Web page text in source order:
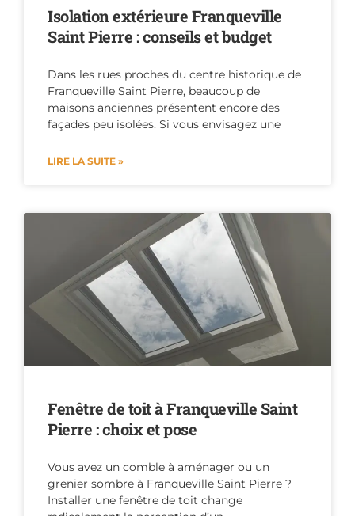
Isolation extérieure Franqueville
Saint Pierre : conseils et budget
Dans les rues proches du centre historique de
Franqueville Saint Pierre, beaucoup de
maisons anciennes présentent encore des
façades peu isolées. Si vous envisagez une
LIRE LA SUITE »
Fenêtre de toit à Franqueville Saint
Pierre : choix et pose
Vous avez un comble à aménager ou un
grenier sombre à Franqueville Saint Pierre ?
Installer une fenêtre de toit change